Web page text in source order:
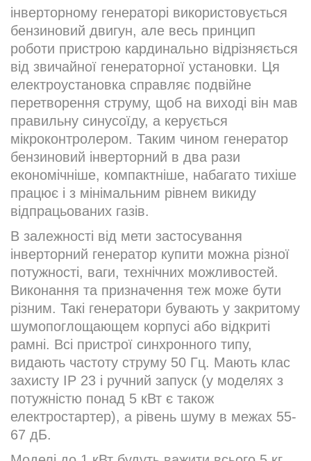
інверторному генераторі використовується
бензиновий двигун, але весь принцип
роботи пристрою кардинально відрізняється
від звичайної генераторної установки. Ця
електроустановка справляє подвійне
перетворення струму, щоб на виході він мав
правильну синусоїду, а керується
мікроконтролером. Таким чином генератор
бензиновий інверторний в два рази
економічніше, компактніше, набагато тихіше
працює і з мінімальним рівнем викиду
відпрацьованих газів.
В залежності від мети застосування
інверторний генератор купити можна різної
потужності, ваги, технічних можливостей.
Виконання та призначення теж може бути
різним. Такі генератори бувають у закритому
шумопоглощающем корпусі або відкриті
рамні. Всі пристрої синхронного типу,
видають частоту струму 50 Гц. Мають клас
захисту IP 23 і ручний запуск (у моделях з
потужністю понад 5 кВт є також
електростартер), а рівень шуму в межах 55-
67 дБ.